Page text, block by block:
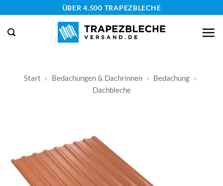
springen
ÜBER 4.500 TRAPEZBLECHE
Start » Bedachungen & Dachrinnen » Bedachung »
Dachbleche